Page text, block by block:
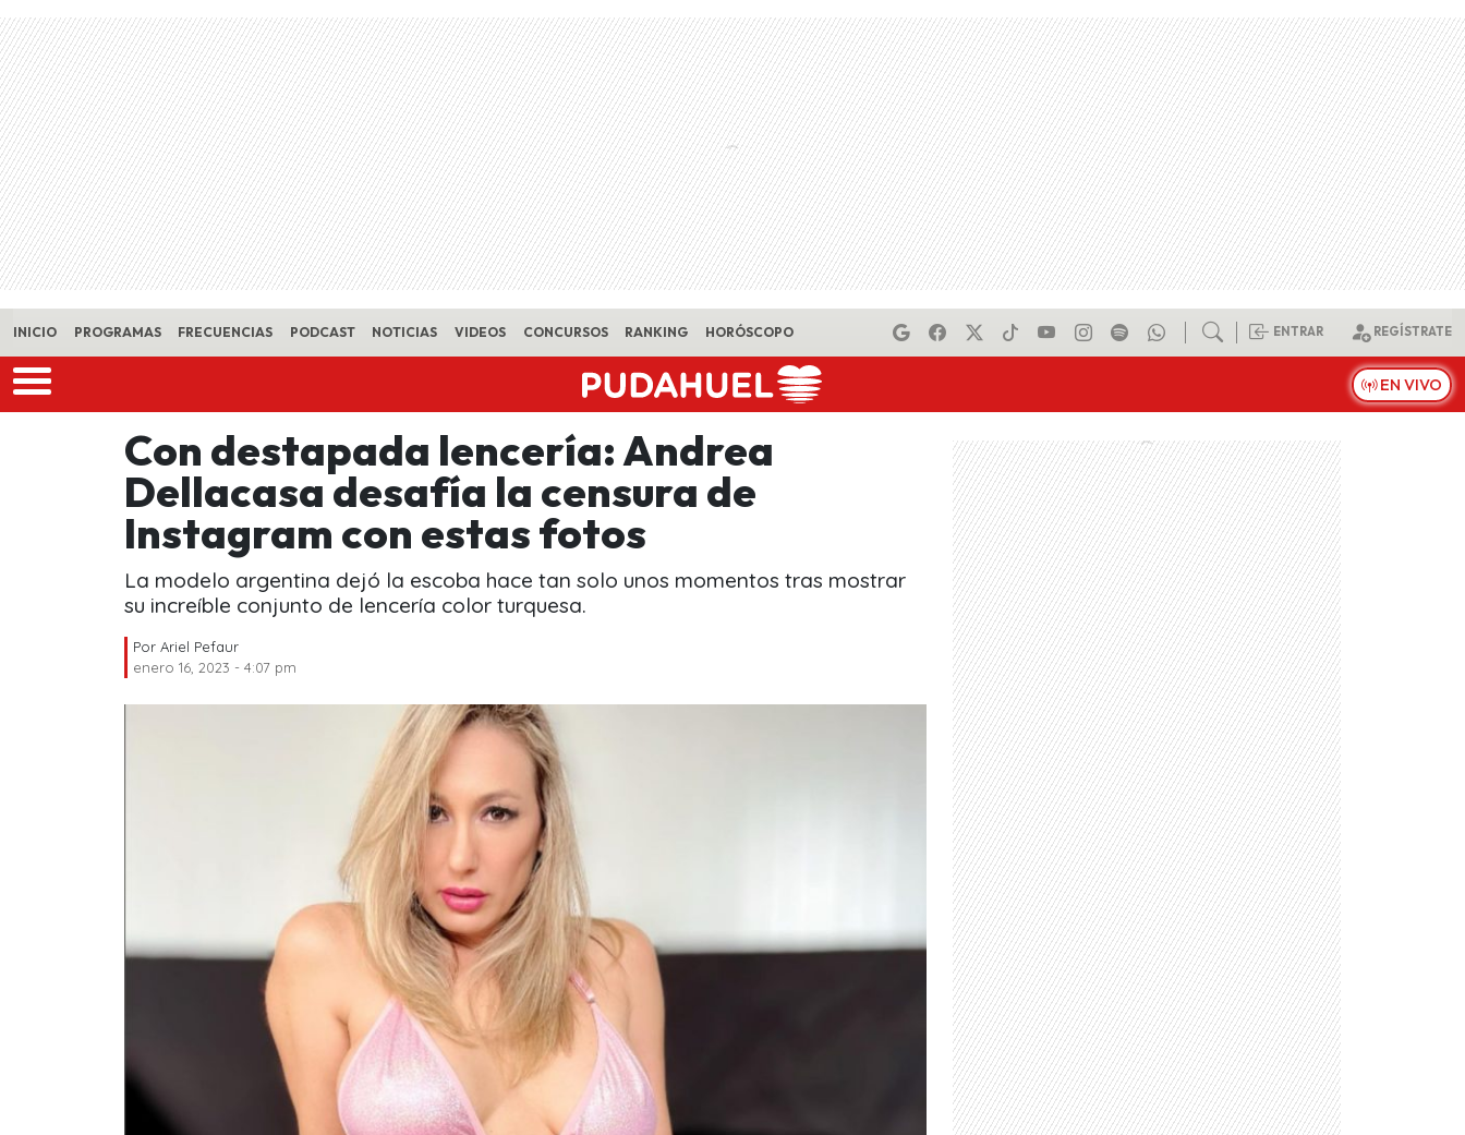
Skip to main content
INICIO PROGRAMAS FRECUENCIAS PODCAST NOTICIAS VIDEOS CONCURSOS RANKING HORÓSCOPO ENTRAR REGÍSTRATE
EN VIVO
Con destapada lencería: Andrea
Dellacasa desafía la censura de
Instagram con estas fotos
La modelo argentina dejó la escoba hace tan solo unos momentos tras mostrar
su increíble conjunto de lencería color turquesa.
Por Ariel Pefaur
enero 16, 2023 - 4:07 pm